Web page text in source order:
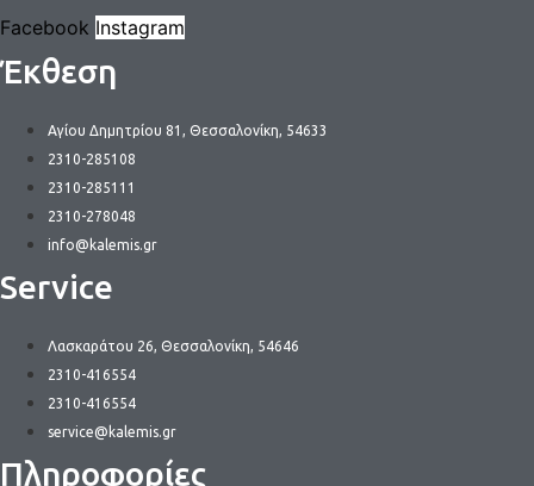
Facebook Instagram
Έκθεση
Αγίου Δημητρίου 81, Θεσσαλονίκη, 54633
2310-285108
2310-285111
2310-278048
info@kalemis.gr
Service
Λασκαράτου 26, Θεσσαλονίκη, 54646
2310-416554
2310-416554
service@kalemis.gr
Πληροφορίες